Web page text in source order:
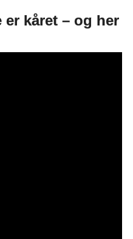
er kåret – og her